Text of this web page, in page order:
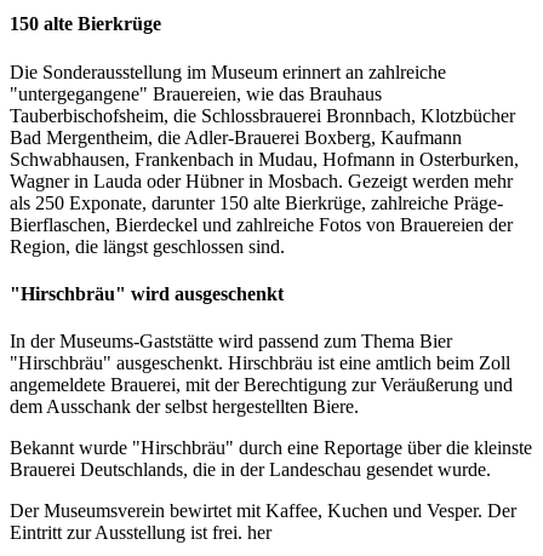
150 alte Bierkrüge
Die Sonderausstellung im Museum erinnert an zahlreiche
"untergegangene" Brauereien, wie das Brauhaus
Tauberbischofsheim, die Schlossbrauerei Bronnbach, Klotzbücher
Bad Mergentheim, die Adler-Brauerei Boxberg, Kaufmann
Schwabhausen, Frankenbach in Mudau, Hofmann in Osterburken,
Wagner in Lauda oder Hübner in Mosbach. Gezeigt werden mehr
als 250 Exponate, darunter 150 alte Bierkrüge, zahlreiche Präge-
Bierflaschen, Bierdeckel und zahlreiche Fotos von Brauereien der
Region, die längst geschlossen sind.
"Hirschbräu" wird ausgeschenkt
In der Museums-Gaststätte wird passend zum Thema Bier
"Hirschbräu" ausgeschenkt. Hirschbräu ist eine amtlich beim Zoll
angemeldete Brauerei, mit der Berechtigung zur Veräußerung und
dem Ausschank der selbst hergestellten Biere.
Bekannt wurde "Hirschbräu" durch eine Reportage über die kleinste
Brauerei Deutschlands, die in der Landeschau gesendet wurde.
Der Museumsverein bewirtet mit Kaffee, Kuchen und Vesper. Der
Eintritt zur Ausstellung ist frei. her